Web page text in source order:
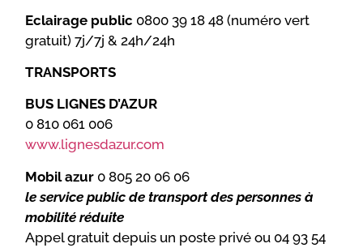
Eclairage public 0800 39 18 48 (numéro vert
gratuit) 7j/7j & 24h/24h
TRANSPORTS
BUS LIGNES D’AZUR
0 810 061 006
www.lignesdazur.com
Mobil azur 0 805 20 06 06
le service public de transport des personnes à
mobilité réduite
Appel gratuit depuis un poste privé ou 04 93 54